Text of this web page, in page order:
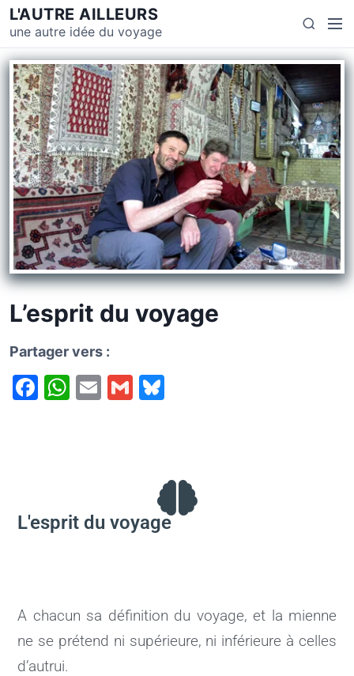
L'AUTRE AILLEURS
une autre idée du voyage
L’esprit du voyage
Partager vers :
F
o
o
W
p
p
E
G
k
y
L'esprit du voyage
A chacun sa définition du voyage, et la mienne
ne se prétend ni supérieure, ni inférieure à celles
d’autrui.